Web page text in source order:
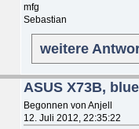
mfg
Sebastian
weitere
ASUS X73B,
Begonnen von Anjell
12. Juli 2012, 22:35:22